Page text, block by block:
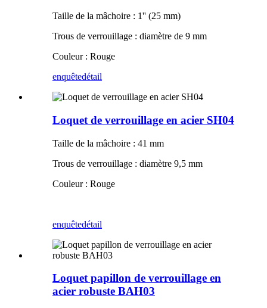
Taille de la mâchoire : 1'' (25 mm)
Trous de verrouillage : diamètre de 9 mm
Couleur : Rouge
enquêtedétail
Loquet de verrouillage en acier SH04
Taille de la mâchoire : 41 mm
Trous de verrouillage : diamètre 9,5 mm
Couleur : Rouge
enquêtedétail
Loquet papillon de verrouillage en
acier robuste BAH03